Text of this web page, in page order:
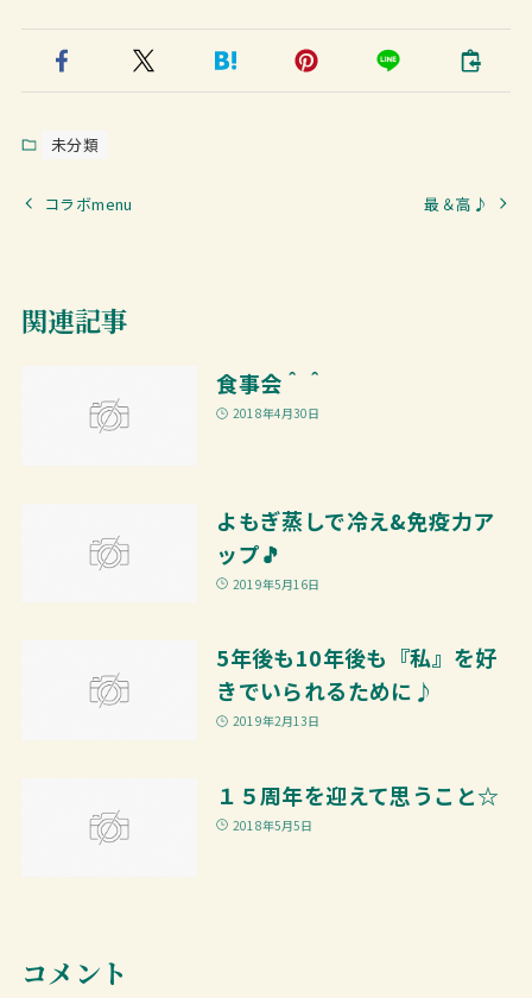
未分類
コラボmenu 最＆高♪
関連記事
食事会＾＾
2018年4月30日
よもぎ蒸しで冷え&免疫力ア
ップ🎵
2019年5月16日
5年後も10年後も『私』を好
きでいられるために♪
2019年2月13日
１５周年を迎えて思うこと☆
2018年5月5日
コメント